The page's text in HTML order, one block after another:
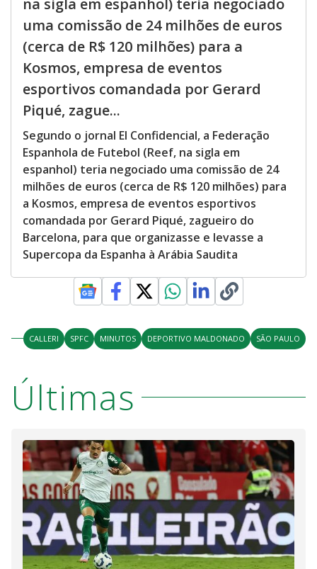
uma comissão de 24 milhões de euros
(cerca de R$ 120 milhões) para a
Kosmos, empresa de eventos
esportivos comandada por Gerard
Piqué, zague...
Segundo o jornal El Confidencial, a Federação
Espanhola de Futebol (Reef, na sigla em
espanhol) teria negociado uma comissão de 24
milhões de euros (cerca de R$ 120 milhões) para
a Kosmos, empresa de eventos esportivos
comandada por Gerard Piqué, zagueiro do
Barcelona, para que organizasse e levasse a
Supercopa da Espanha à Arábia Saudita
CALLERI SPFC MINUTOS DEPORTIVO MALDONADO SÃO PAULO
Últimas